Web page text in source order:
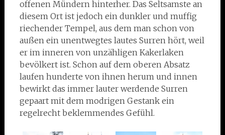
offenen Mündern hinterher. Das Seltsamste an
diesem Ort ist jedoch ein dunkler und muffig
riechender Tempel, aus dem man schon von
außen ein unentwegtes lautes Surren hört, weil
er im inneren von unzähligen Kakerlaken
bevölkert ist. Schon auf dem oberen Absatz
laufen hunderte von ihnen herum und innen
bewirkt das immer lauter werdende Surren
gepaart mit dem modrigen Gestank ein
regelrecht beklemmendes Gefühl.